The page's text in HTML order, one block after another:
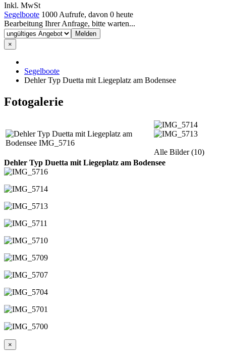
Inkl. MwSt
Segelboote 1000 Aufrufe, davon 0 heute
Inserat
melden
Bearbeitung Ihrer Anfrage, bitte warten...
×
Segelboote
Dehler Typ Duetta mit Liegeplatz am Bodensee
Fotogalerie
Alle Bilder (10)
Dehler Typ Duetta mit Liegeplatz am Bodensee
×